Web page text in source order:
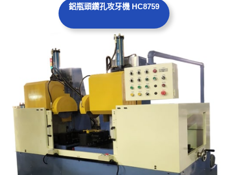
鋁瓶頭鑽孔攻牙機 HC8759